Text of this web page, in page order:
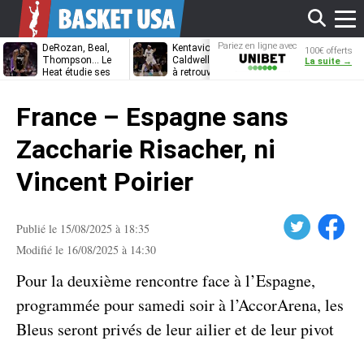
DeRozan, Beal,
Thompson… Le
Heat étudie ses
Kentavious
Caldwell-Pope prêt
à retrouver LeBron
Jonathan
Kuminga, le
Pariez en ligne avec
Unibet
100€ offerts
La suite →
France – Espagne sans
Zaccharie Risacher, ni
Vincent Poirier
Publié le 15/08/2025 à 18:35
Modifié le 16/08/2025 à 14:30
Facebook
Pour la deuxième rencontre face à l’Espagne,
programmée pour samedi soir à l’AccorArena, les
Bleus seront privés de leur ailier et de leur pivot